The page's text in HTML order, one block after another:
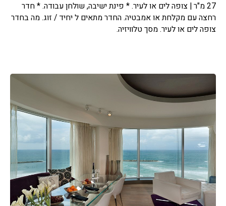
27 מ"ר | צופה לים או לעיר. * פינת ישיבה, שולחן עבודה. * חדר
רחצה עם מקלחת או אמבטיה. החדר מתאים ל יחיד / זוג. מה בחדר
צופה לים או לעיר. מסך טלוויזיה.